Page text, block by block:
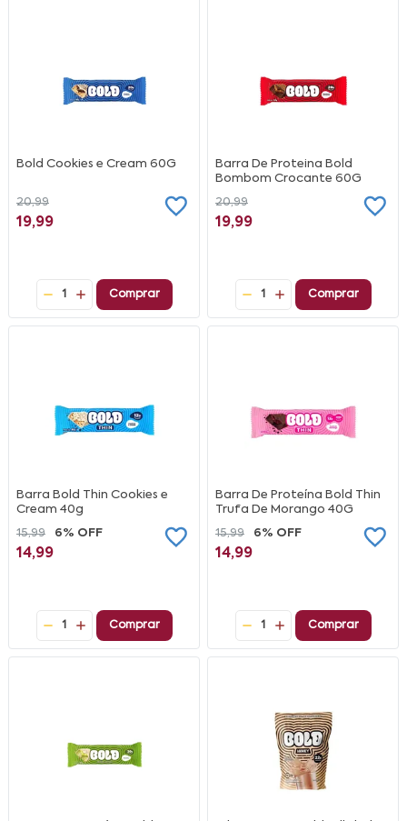
Bold Cookies e Cream 60G
20,99
19,99
1 Comprar
Barra De Proteina Bold
Bombom Crocante 60G
20,99
19,99
1 Comprar
Barra Bold Thin Cookies e
Cream 40g
15,99
6% OFF
14,99
1 Comprar
Barra De Proteína Bold Thin
Trufa De Morango 40G
15,99
6% OFF
14,99
1 Comprar